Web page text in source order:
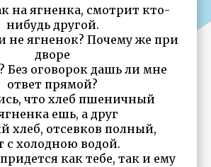
на ягненка, смотрит кто-
нибудь другой.
не ягненок? Почему же при
дворе
Без оговорок дашь ли мне
ответ прямой?
что хлеб пшеничный
ешь, а друг
хлеб, отсевков полный,
с холодною водой.
как тебе, так и ему